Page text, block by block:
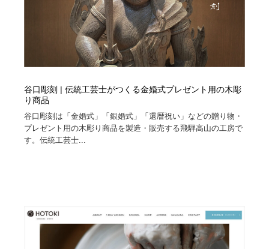
谷口彫刻 | 伝統工芸士がつくる金婚式プレゼント用の木彫
り商品
谷口彫刻は「金婚式」「銀婚式」「還暦祝い」などの贈り物・
プレゼント用の木彫り商品を製造・販売する飛騨高山の工房で
す。伝統工芸士...